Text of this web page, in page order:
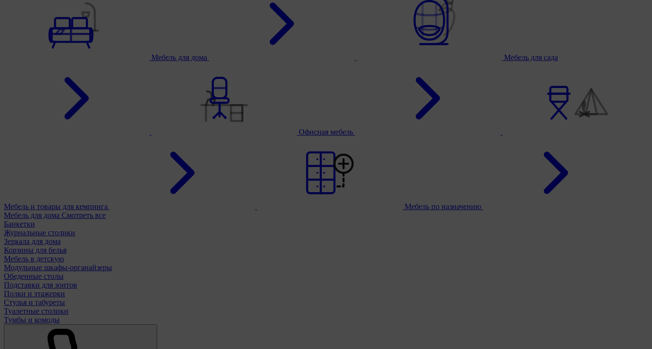
Мебель для дома Мебель для сада
Офисная мебель
Мебель и товары для кемпинга
Мебель по назначению
Мебель для дома Смотреть все
Банкетки
Журнальные столики
Зеркала для дома
Корзины для белья
Мебель в детскую
Модульные шкафы-органайзеры
Обеденные столы
Подставки для зонтов
Полки и этажерки
Стулья и табуреты
Туалетные столики
Тумбы и комоды